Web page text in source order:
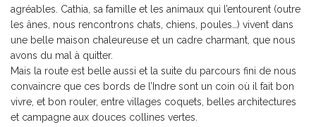
agréables. Cathia, sa famille et les animaux qui l’entourent (outre
les ânes, nous rencontrons chats, chiens, poules…) vivent dans
une belle maison chaleureuse et un cadre charmant, que nous
avons du mal à quitter.
Mais la route est belle aussi et la suite du parcours fini de nous
convaincre que ces bords de l’Indre sont un coin où il fait bon
vivre, et bon rouler, entre villages coquets, belles architectures
et campagne aux douces collines vertes.